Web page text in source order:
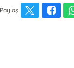
Paylaş